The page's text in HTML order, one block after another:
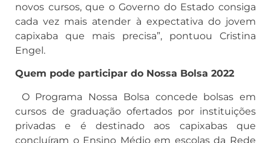
novos cursos, que o Governo do Estado consiga
cada vez mais atender à expectativa do jovem
capixaba que mais precisa”, pontuou Cristina
Engel.
Quem pode participar do Nossa Bolsa 2022
O Programa Nossa Bolsa concede bolsas em
cursos de graduação ofertados por instituições
privadas e é destinado aos capixabas que
concluíram o Ensino Médio em escolas da Rede